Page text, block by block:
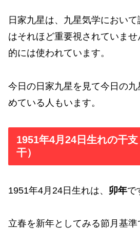
日家九星は、九星気学におい
はそれほど重要視されていま
的には使われています。
今日の日家九星を見て今日の
めている人もいます。
1951年4月24日生れの干
干）
1951年4月24日生れは、 卯年で
立春を新年としてみる節月基準